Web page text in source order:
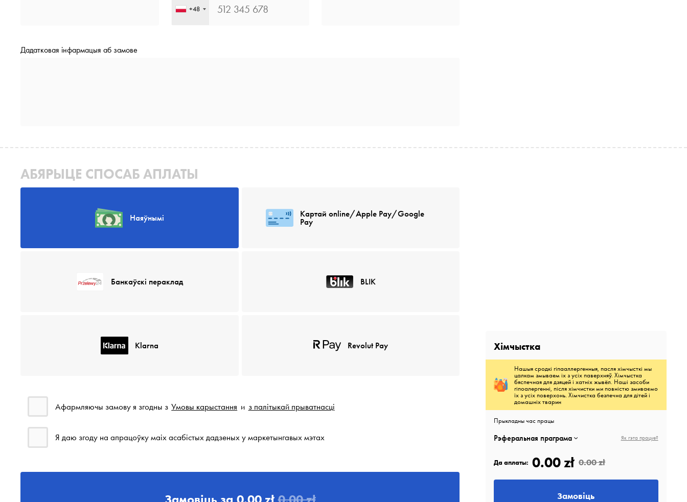
+48
Дадатковая інфармацыя аб замове
АБЯРЫЦЕ СПОСАБ АПЛАТЫ
Наяўнымі Картай online/Apple Pay/Google
Pay
Банкаўскі пераклад BLIK
Klarna Revolut Pay
Афармляючы замову я згодны з Умовы карыстання и з палітыкай прыватнасці
Я даю згоду на апрацоўку маіх асабістых дадзеных у маркетынгавых мэтах
Замовіць за 0.00 zł 0.00 zł
Хімчыстка
Нашыя сродкі гіпааллергенныя, пасля хімчысткі мы
цалкам змываем іх з усіх паверхняў. Хімчыстка
бяспечная для дзяцей і хатніх жывёл. Наші засоби
гіпоалергенні, після хімчистки ми повністю змиваємо
їх з усіх поверхонь. Хімчистка безпечна для дітей і
домашніх тварин
Прыкладны час працы
Рэферальная праграма Як гэта працуе?
Да аплаты: 0.00 zł 0.00 zł
Замовіць